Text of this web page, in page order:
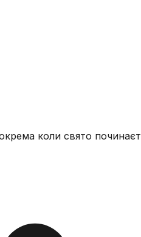
коли свято